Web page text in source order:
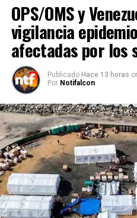
OPS/OMS y
vigilancia
afectadas por los
Publicado Hace 13 horas
Por Notifalcon